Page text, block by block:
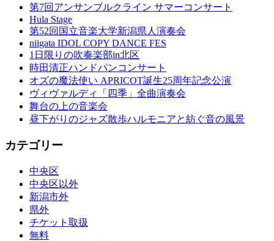
第7回アンサンブルクライン サマーコンサート
Hula Stage
第52回国立音楽大学新潟県人演奏会
niigata IDOL COPY DANCE FES
1日限りの吹奏楽部in北区
時田清正ハンドパンコンサート
オズの魔法使い APRICOT誕生25周年記念公演
ヴィヴァルディ「四季」全曲演奏会
舞台の上の音楽会
昼下がりのジャズ散歩ハルモニアと紡ぐ音の風景
カテゴリー
中央区
中央区以外
新潟市外
県外
チケット取扱
無料